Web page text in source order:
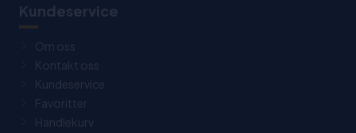
Kundeservice
Om oss
Kontakt oss
Kundeservice
Favoritter
Handlekurv